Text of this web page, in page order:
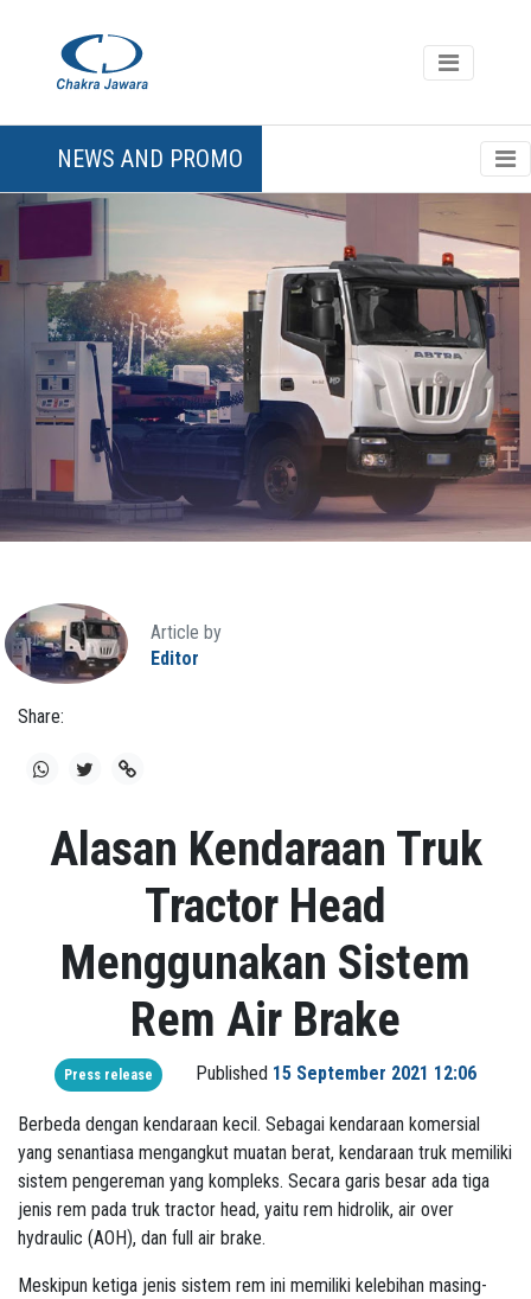
NEWS AND PROMO
Article by
Editor
Share:
Alasan Kendaraan Truk
Tractor Head
Menggunakan Sistem
Rem Air Brake
Press release Published 15 September 2021 12:06
Berbeda dengan kendaraan kecil. Sebagai kendaraan komersial
yang senantiasa mengangkut muatan berat, kendaraan truk memiliki
sistem pengereman yang kompleks. Secara garis besar ada tiga
jenis rem pada truk tractor head, yaitu rem hidrolik, air over
hydraulic (AOH), dan full air brake.
Meskipun ketiga jenis sistem rem ini memiliki kelebihan masing-